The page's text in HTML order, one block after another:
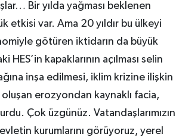
Bir yılda yağması beklenen
etkisi var. Ama 20 yıldır bu ülkeyi
götüren iktidarın da büyük
kapaklarının açılması selin
inşa edilmesi, iklim krizine ilişkin
oluşan erozyondan kaynaklı facia,
Çok üzgünüz. Vatandaşlarımızın
kurumlarını görüyoruz, yerel